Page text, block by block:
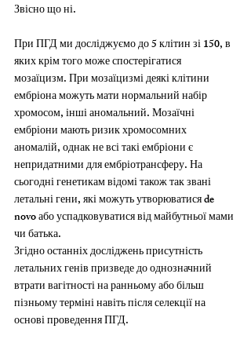
Звісно що ні.
При ПГД ми досліджуємо до 5 клітин зі 150, в
яких крім того може спостерігатися
мозаїцизм. При мозаїцизмі деякі клітини
ембріона можуть мати нормальний набір
хромосом, інші аномальний. Мозаїчні
ембріони мають ризик хромосомних
аномалій, однак не всі такі ембріони є
непридатними для ембріотрансферу. На
сьогодні генетикам відомі також так звані
летальні гени, які можуть утворюватися de
novo або успадковуватися від майбутньої мами
чи батька.
Згідно останніх досліджень присутність
летальних генів призведе до однозначний
втрати вагітності на ранньому або більш
пізньому терміні навіть після селекції на
основі проведення ПГД.